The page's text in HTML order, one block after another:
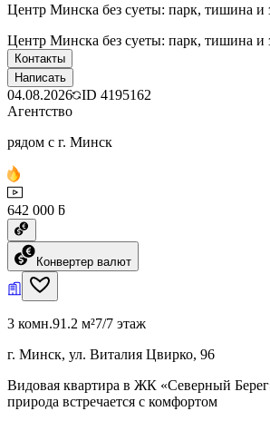
Центр Минска без суеты: парк, тишина и
Центр Минска без суеты: парк, тишина и
Контакты
Написать
04.08.2026 ID 4195162
Агентство
рядом с г. Минск
642 000 ƃ
Конвертер валют
3 комн.91.2 м²7/7 этаж
г. Минск, ул. Виталия Цвирко, 96
Видовая квартира в ЖК «Северный
природа встречается с комфортом